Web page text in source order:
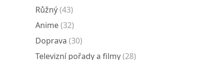
Růžný(43)
Anime(32)
Doprava (30)
Televizní pořady a filmy(28)